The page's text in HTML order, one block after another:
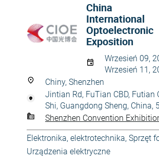
China
International
Optoelectronic
Exposition
Wrzesień 09,
Wrzesień 11,
Chiny, Shenzhen
Jintian Rd, FuTian CBD, Futian
Shi, Guangdong Sheng, China,
Shenzhen Convention
Elektronika, elektrotechnika, Sprzęt
Urządzenia elektryczne